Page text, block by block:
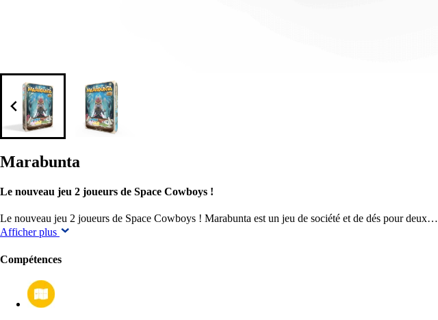
Marabunta
Le nouveau jeu 2 joueurs de Space Cowboys !
Le nouveau jeu 2 joueurs de Space Cowboys ! Marabunta est un jeu de société et de dés pour deux…
Afficher plus
Compétences